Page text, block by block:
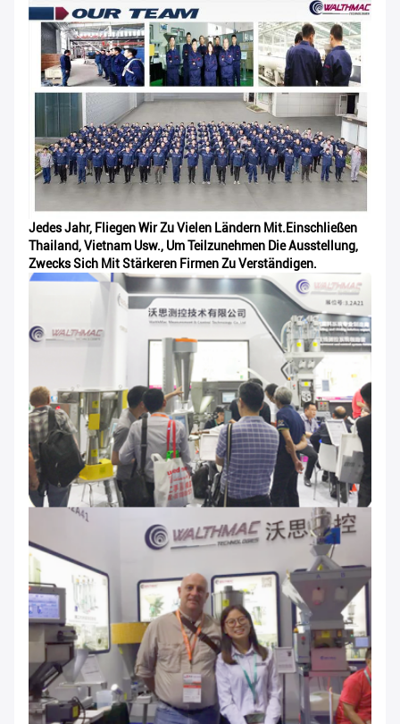
Jedes Jahr, Fliegen Wir Zu Vielen Ländern Mit.einschließen
Thailand, Vietnam Usw., Um Teilzunehmen Die Ausstellung,
Zwecks Sich Mit Stärkeren Firmen Zu Verständigen.